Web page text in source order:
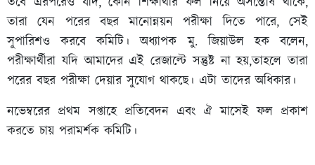
তারা যেন পরের বছর মানোন্নয়ন পরীক্ষা দিতে পারে, সেই
সুপারিশও করবে কমিটি। অধ্যাপক মু. জিয়াউল হক বলেন,
পরীক্ষার্থীরা যদি আমাদের এই রেজাল্টে সন্তুষ্ট না হয়,তাহলে তারা
পরের বছর পরীক্ষা দেয়ার সুযোগ থাকছে। এটা তাদের অধিকার।
নভেম্বরের প্রথম সপ্তাহে প্রতিবেদন এবং ঐ মাসেই ফল প্রকাশ
করতে চায় পরামর্শক কমিটি।